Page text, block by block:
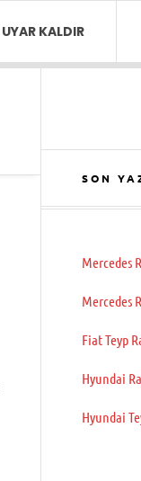
UYAR KALDIR
SON
Mercedes
Mercedes
Fiat Teyp
Hyundai
Hyundai